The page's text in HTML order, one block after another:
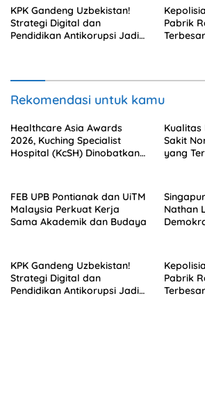
KPK Gandeng Uzbekistan!
Strategi Digital dan
Pendidikan Antikorupsi Jadi
Pabrik
Rekomendasi untuk kamu
Healthcare Asia Awards
2026, Kuching Specialist
Hospital (KcSH) Dinobatkan
Kualitas
Sakit
yang
FEB UPB Pontianak dan UiTM
Malaysia Perkuat Kerja
Sama Akademik dan Budaya
Nathan
KPK Gandeng Uzbekistan!
Strategi Digital dan
Pendidikan Antikorupsi Jadi
Pabrik